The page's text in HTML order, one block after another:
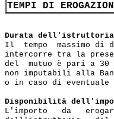
TEMPI DI
Durata dell'istruttoria
Il  tempo  massimo
intercorre tra la
del  mutuo è pari a
non imputabili alla
o in caso di
Disponibilità
L'importo   da